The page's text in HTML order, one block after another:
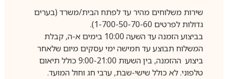
שירות משלוחים מהיר עד לפתח הבית/משרד (בערים
גדולות לפרטים 1-700-50-70-60).
בביצוע הזמנה עד השעה 10:00 בימים א-ה, קבלת
המשלוח תבוצע עד חמישה ימי עסקים מיום שלאחר
ביצוע ההזמנה, בין השעות 9:00-21:00 כולל תיאום
טלפוני. לא כולל שישי-שבת, ערבי חג וחול המועד.